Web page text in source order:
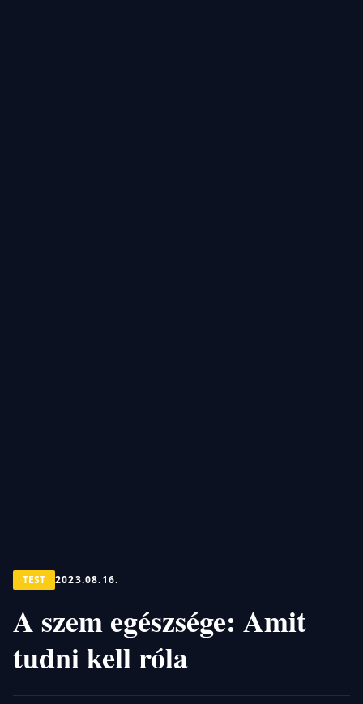
TEST 2023.08.16.
A szem egészsége: Amit
tudni kell róla